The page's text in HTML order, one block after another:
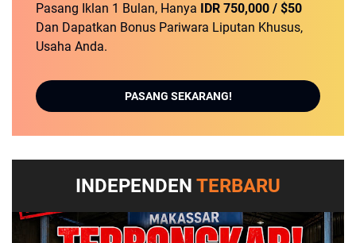
Pasang Iklan 1 Bulan, Hanya IDR 750,000 / $50
Dan Dapatkan Bonus Pariwara Liputan Khusus,
Usaha Anda.
PASANG SEKARANG!
INDEPENDEN TERBARU